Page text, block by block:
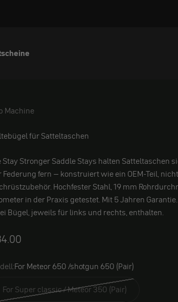
Machine
Machinefür Satteltaschen
Stay Stronger Saddle Stays halten Satteltaschen
Federung fern – konstruiert wie ein OEM-Teil,
Hochfester Stahl, 19 mm
in der Praxis getestet. Mit 5 Jahren
Bügel, jeweils für links und rechts, enthalten.
For Meteor 650 /shotgun 650 (Pair)
For Super classic / Meteor 350 (Pair)